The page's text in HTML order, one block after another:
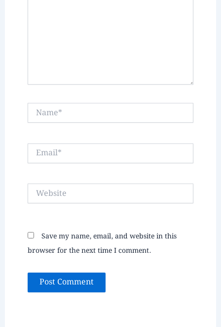
Name*
Email*
Website
Save my name, email, and website in this
browser for the next time I comment.